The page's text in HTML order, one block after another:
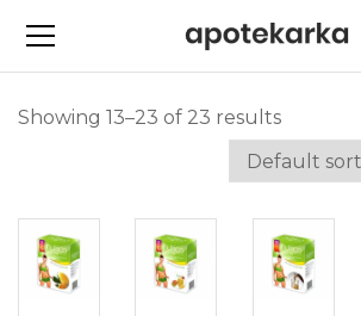
Showing 13–23 of 23 results